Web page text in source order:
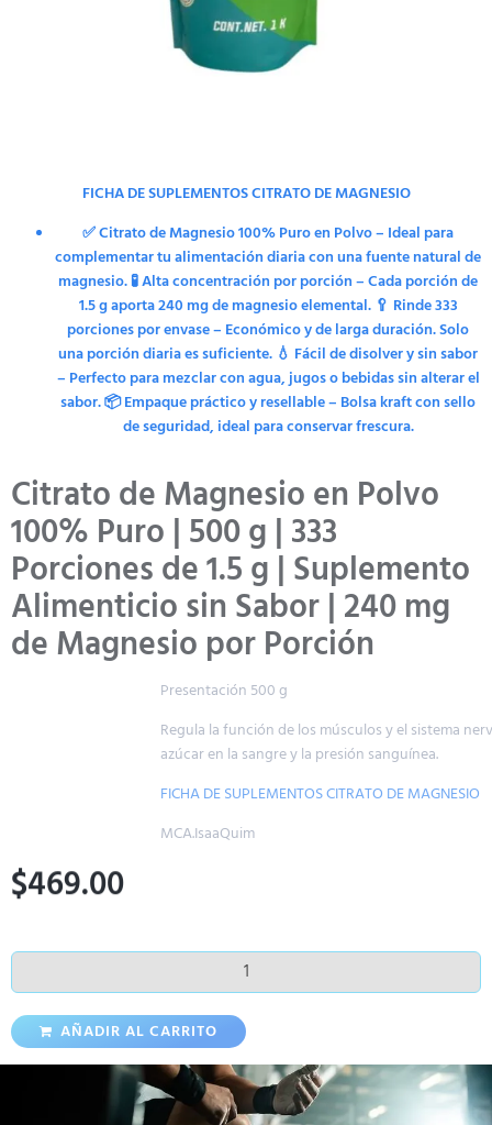
FICHA DE SUPLEMENTOS CITRATO DE MAGNESIO
✅ Citrato de Magnesio 100% Puro en Polvo – Ideal para
complementar tu alimentación diaria con una fuente natural de
magnesio. 🧪 Alta concentración por porción – Cada porción de
1.5 g aporta 240 mg de magnesio elemental. 🥄 Rinde 333
porciones por envase – Económico y de larga duración. Solo
una porción diaria es suficiente. 💧 Fácil de disolver y sin sabor
– Perfecto para mezclar con agua, jugos o bebidas sin alterar el
sabor. 📦 Empaque práctico y resellable – Bolsa kraft con sello
de seguridad, ideal para conservar frescura.
Citrato de Magnesio en Polvo
100% Puro | 500 g | 333
Porciones de 1.5 g | Suplemento
Alimenticio sin Sabor | 240 mg
de Magnesio por Porción
Regula la función de los músculos y el sistema nervioso, los niveles de
azúcar en la sangre y la presión sanguínea.
FICHA DE SUPLEMENTOS CITRATO DE MAGNESIO
$469.00
AÑADIR AL CARRITO